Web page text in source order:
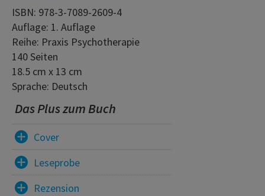
ISBN: 978-3-7089-2609-4
Auflage: 1. Auflage
Reihe: Praxis Psychotherapie
140 Seiten
18.5 cm x 13 cm
Sprache: Deutsch
Das Plus zum Buch
Cover
Leseprobe
Rezension